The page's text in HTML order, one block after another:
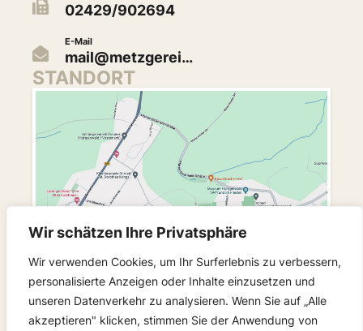
Wir schätzen Ihre Privatsphäre
Wir verwenden Cookies, um Ihr Surferlebnis zu verbessern,
personalisierte Anzeigen oder Inhalte einzusetzen und
unseren Datenverkehr zu analysieren. Wenn Sie auf „Alle
akzeptieren" klicken, stimmen Sie der Anwendung von
02429/902694
E-Mail
mail@metzgerei…
STANDORT
FOLGEN SIE UNS